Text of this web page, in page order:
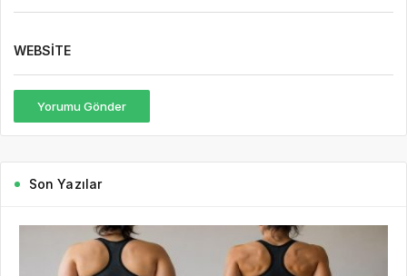
WEBSITE
Yorumu Gönder
Son Yazılar